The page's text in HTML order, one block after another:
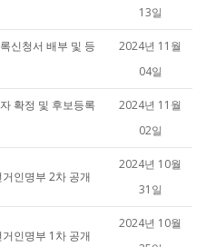
13일
신청서 배부 및 등
2024년 11월
04일
확정 및 후보등록
2024년 11월
02일
인명부 2차 공개
2024년 10월
31일
인명부 1차 공개
2024년 10월